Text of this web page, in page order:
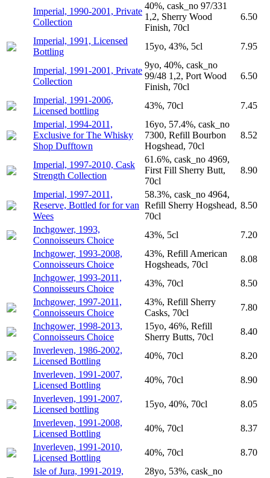
Imperial, 1990-2001, Private
Collection
40%, cask_no 97/331
1,2, Sherry Wood
Finish, 70cl
6.50
Imperial, 1991, Licensed
Bottling
15yo, 43%, 5cl 7.95
Imperial, 1991-2001, Private
Collection
9yo, 40%, cask_no
99/48 1,2, Port Wood
Finish, 70cl
6.50
Imperial, 1991-2006,
Licensed bottling
43%, 70cl
7.45
Imperial, 1994-2011,
Exclusive for The Whisky
Shop Dufftown
16yo, 57.4%, cask_no
7300, Refill Bourbon
Hogshead, 70cl
8.52
Imperial, 1997-2010, Cask
Strength Collection
61.6%, cask_no 4969,
First Fill Sherry Butt,
70cl
8.90
Imperial, 1997-2011,
Reserve, Bottled for for van
Wees
58.3%, cask_no 4964,
Refill Sherry Hogshead,
70cl
8.50
Inchgower, 1993,
Connoisseurs Choice
43%, 5cl
7.20
Inchgower, 1993-2008,
Connoisseurs Choice
43%, Refill American
Hogsheads, 70cl
8.08
Inchgower, 1993-2011,
Connoisseurs Choice
43%, 70cl
8.50
Inchgower, 1997-2011,
Connoisseurs Choice
43%, Refill Sherry
Casks, 70cl
7.80
Inchgower, 1998-2013,
Connoisseurs Choice
15yo, 46%, Refill
Sherry Butts, 70cl
8.40
Inverleven, 1986-2002,
Licensed Bottling
40%, 70cl
8.20
Inverleven, 1991-2007,
Licensed Bottling
40%, 70cl
8.90
Inverleven, 1991-2007,
Licensed bottling
15yo, 40%, 70cl
8.05
Inverleven, 1991-2008,
Licensed Bottling
40%, 70cl
8.37
Inverleven, 1991-2010,
Licensed Bottling
40%, 70cl
8.70
Isle of Jura, 1991-2019,
28yo, 53%, cask_no